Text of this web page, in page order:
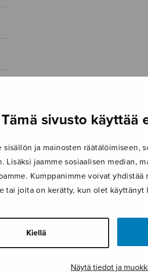
Tämä sivusto käyttää
sisällön ja mainosten räätälöimiseen,
Lisäksi jaamme sosiaalisen median,
Kumppanimme voivat
tai joita on kerätty, kun olet käyttänyt
Kiellä
Näytä tiedot ja